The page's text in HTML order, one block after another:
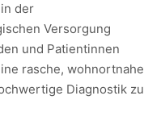
der
Versorgung
und Patientinnen
rasche, wohnortnahe
Diagnostik zu